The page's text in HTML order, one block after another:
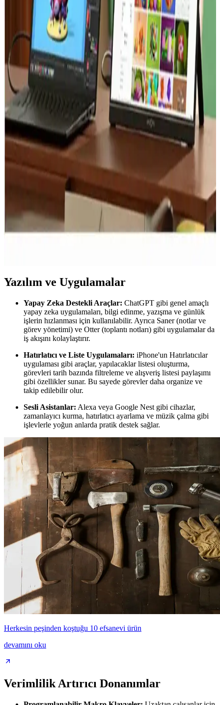
Akıllı Telefon ve Uzak Masaüstü Yazılımları: ToDesk
Özellikleri ve Kullanım Alanları
ToDesk ve benzeri uzak masaüstü yazılımları, hızlı ve güvenilir
erişim sağlayarak uzaktan çalışma ve güvenlik ihtiyaçlarını
karşılıyor. Mobil ve masaüstü entegrasyonu öne çıkıyor.
Akıllı Saatlerin Sağlık Takibinde Rolü ve
Teknolojinin Entegre Gelişmeleri
Akıllı saatler, sağlık verilerini gerçek zamanlı izleyerek yaşam
kalitesini yükseltiyor. Teknolojinin gelişimiyle kişiselleştirilmiş
sağlık çözümleri ve veri güvenliği önem kazanıyor.
Dizüstü Bilgisayarların İş Verimliliğine Katkıları ve
Kullanım İpuçları
Dizüstü bilgisayarlar, mobilite ve güçlü özellikleriyle iş verimliliğini
artırır. Bulut entegrasyonu ve güvenlik önlemleriyle etkin kullanım
Günümüzde Esnek ve Taşınabilir Teknolojilerin Yeri
ve Önemi
Modern taşınabilir teknolojiler hafif, dayanıklı ve yüksek
Yazılım ve Uygulamalar
Yapay Zeka Destekli Araçlar: ChatGPT gibi genel amaçlı
yapay zeka uygulamaları, bilgi edinme, yazışma ve günlük
işlerin hızlanması için kullanılabilir. Ayrıca Saner (notlar ve
görev yönetimi) ve Otter (toplantı notları) gibi uygulamalar da
iş akışını kolaylaştırır.
Hatırlatıcı ve Liste Uygulamaları: iPhone'un Hatırlatıcılar
uygulaması gibi araçlar, yapılacaklar listesi oluşturma,
görevleri tarih bazında filtreleme ve alışveriş listesi paylaşımı
gibi özellikler sunar. Bu sayede görevler daha organize ve
takip edilebilir olur.
Sesli Asistanlar: Alexa veya Google Nest gibi cihazlar,
zamanlayıcı kurma, hatırlatıcı ayarlama ve müzik çalma gibi
işlevlerle yoğun anlarda pratik destek sağlar.
Herkesin peşinden koştuğu 10 efsanevi ürün
devamını oku
Verimlilik Artırıcı Donanımlar